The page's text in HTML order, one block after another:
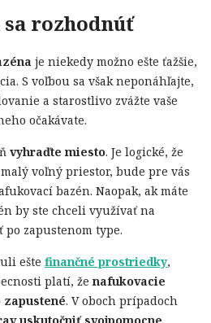
rozhodnúť
je niekedy možno ešte ťažšie,
S voľbou sa však neponáhľajte,
a starostlivo zvážte vaše
očakávate.
vyhraďte miesto. Je logické, že
voľný priestor, bude pre vás
bazén. Naopak, ak máte
by ste chceli využívať na
zapustenom type.
ešte finančné prostriedky,
platí, ženafukovacie
zapustené. V oboch prípadoch